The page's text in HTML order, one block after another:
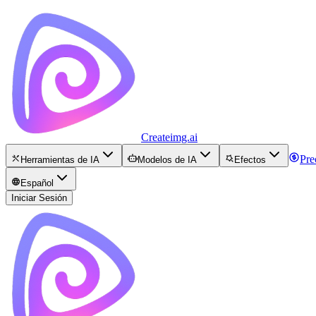
Createimg.ai
Herramientas de IA Modelos de IA Efectos
Español
Iniciar Sesión